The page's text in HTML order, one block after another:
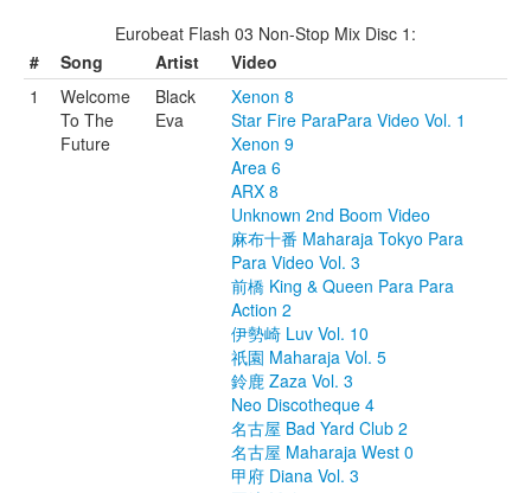
TechPara Video Database
CD Database
Lesson Database
Eurobeat Flash 03 Non-Stop Mix Disc 1:
#
Song Artist
Video
1
Welcome
To The
Future
Black
Eva
Xenon 8
Star Fire ParaPara Video Vol. 1
Xenon 9
Area 6
ARX 8
Unknown 2nd Boom Video
麻布十番 Maharaja Tokyo Para
Para Video Vol. 3
前橋 King & Queen Para Para
Action 2
伊勢崎 Luv Vol. 10
祇園 Maharaja Vol. 5
鈴鹿 Zaza Vol. 3
Neo Discotheque 4
名古屋 Bad Yard Club 2
名古屋 Maharaja West 0
甲府 Diana Vol. 3